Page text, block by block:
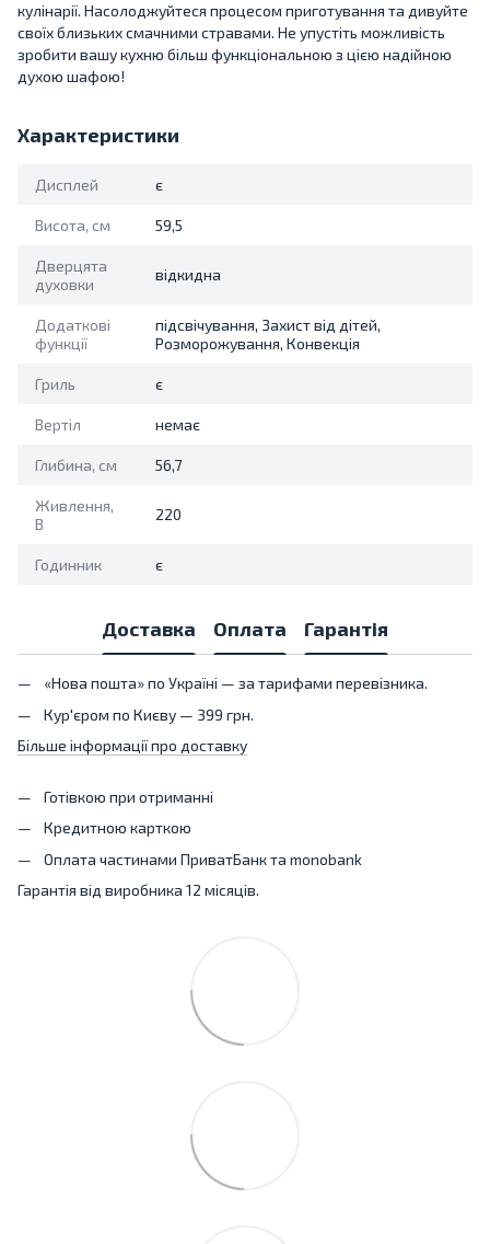
кулінарії. Насолоджуйтеся процесом приготування та дивуйте
своїх близьких смачними стравами. Не упустіть можливість
зробити вашу кухню більш функціональною з цією надійною
духою шафою!
Характеристики
Дисплей є
Висота, см 59,5
Дверцята
духовки
відкидна
Додаткові
функції
підсвічування, Захист від дітей,
Розморожування, Конвекція
Гриль є
Вертіл немає
Глибина, см 56,7
Живлення,
В
220
Годинник є
Доставка Оплата Гарантія
«Нова пошта» по Україні — за тарифами перевізника.
Кур'єром по Києву — 399 грн.
Більше інформації про доставку
Готівкою при отриманні
Кредитною карткою
Оплата частинами ПриватБанк та monobank
Гарантія від виробника 12 місяців.